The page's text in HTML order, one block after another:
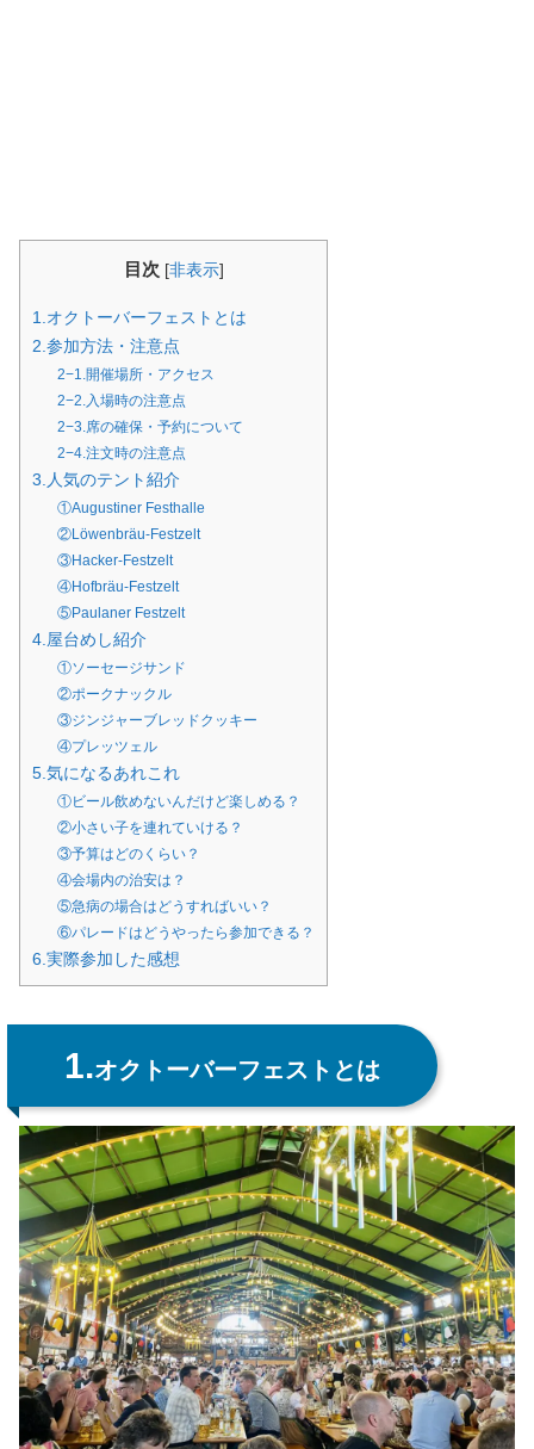
目次 [非表示]
1.オクトーバーフェストとは
2.参加方法・注意点
2−1.開催場所・アクセス
2−2.入場時の注意点
2−3.席の確保・予約について
2−4.注文時の注意点
3.人気のテント紹介
①Augustiner Festhalle
②Löwenbräu-Festzelt
③Hacker-Festzelt
④Hofbräu-Festzelt
⑤Paulaner Festzelt
4.屋台めし紹介
①ソーセージサンド
②ポークナックル
③ジンジャーブレッドクッキー
④プレッツェル
5.気になるあれこれ
①ビール飲めないんだけど楽しめる？
②小さい子を連れていける？
③予算はどのくらい？
④会場内の治安は？
⑤急病の場合はどうすればいい？
⑥パレードはどうやったら参加できる？
6.実際参加した感想
1.オクトーバーフェストとは